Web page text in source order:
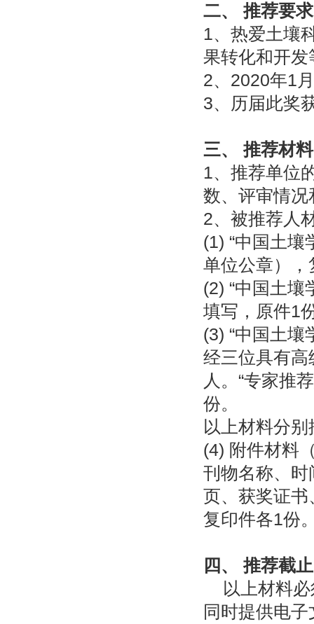
二、 推荐要
1、热爱土壤
果转化和开
2、2020年1
3、历届此奖
三、 推荐材
1、推荐单位
数、评审情
2、被推荐人
(1) “中国土壤
单位公章）
(2) “中国土壤
填写，原件1
(3) “中国土壤
经三位具有
人。“专家推
份。
以上材料分
(4) 附件材料
刊物名称、
页、获奖证
复印件各1份
四、 推荐截
以上材料
同时提供电